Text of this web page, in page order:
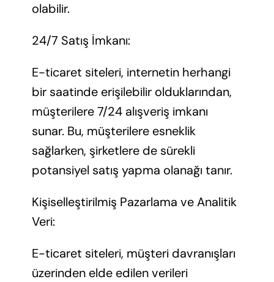
olabilir.
24/7 Satış İmkanı:
E-ticaret siteleri, internetin herhangi
bir saatinde erişilebilir olduklarından,
müşterilere 7/24 alışveriş imkanı
sunar. Bu, müşterilere esneklik
sağlarken, şirketlere de sürekli
potansiyel satış yapma olanağı tanır.
Kişiselleştirilmiş Pazarlama ve Analitik
Veri:
E-ticaret siteleri, müşteri davranışları
üzerinden elde edilen verileri